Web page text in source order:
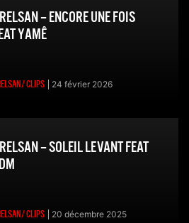
– ENCORE UNE FOIS
YAMÊ
CLIPS 24 février 2026
– SOLEIL LEVANT FEAT
CLIPS 20 décembre 2025